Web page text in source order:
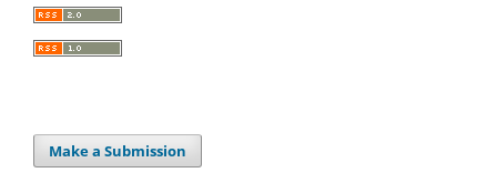
Make a Submission